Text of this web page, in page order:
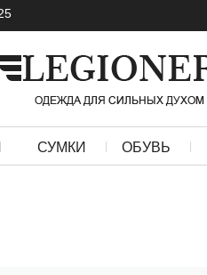
СУМКИ ОБУВЬ